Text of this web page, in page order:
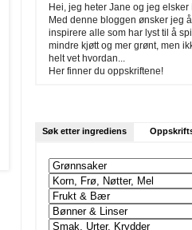
Hei, jeg heter Jane og jeg elsker
Med denne bloggen ønsker jeg å
inspirere alle som har lyst til å
mindre kjøtt og mer grønt, men
helt vet hvordan...
Her finner du oppskriftene!
Søk etter ingrediens